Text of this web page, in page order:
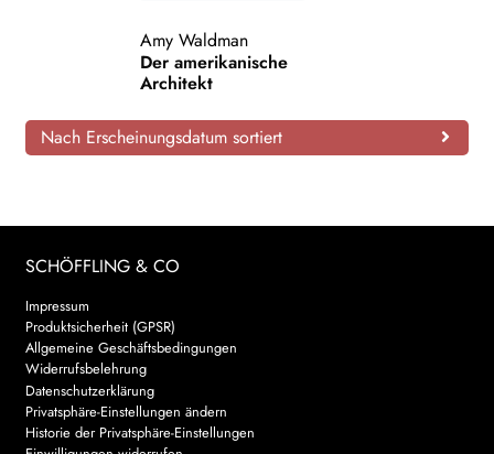
NEWSLETTER
WEITERE VERLAGE
Search:
Amy Waldman
Der amerikanische
Architekt
Nach Erscheinungsdatum sortiert
SCHÖFFLING & CO
Impressum
Produktsicherheit (GPSR)
Allgemeine Geschäftsbedingungen
Widerrufsbelehrung
Datenschutzerklärung
Privatsphäre-Einstellungen ändern
Historie der Privatsphäre-Einstellungen